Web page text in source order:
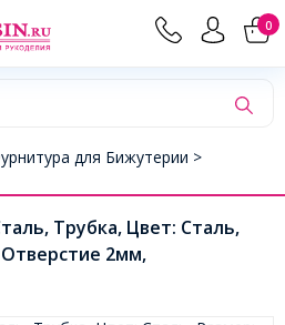
0
для Бижутерии >
Трубка, Цвет: Сталь,
2мм,